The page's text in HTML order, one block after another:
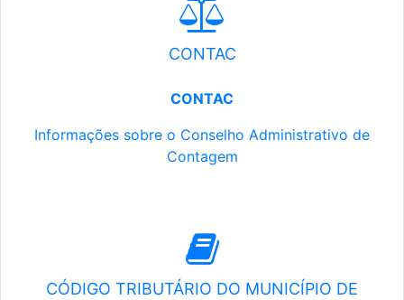
CONTAC
CONTAC
Informações sobre o Conselho Administrativo de
Contagem
CÓDIGO TRIBUTÁRIO DO MUNICÍPIO DE